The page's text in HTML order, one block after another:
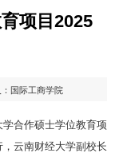
项目2025
：国际工商学院
合作硕士学位教育项
云南财经大学副校长